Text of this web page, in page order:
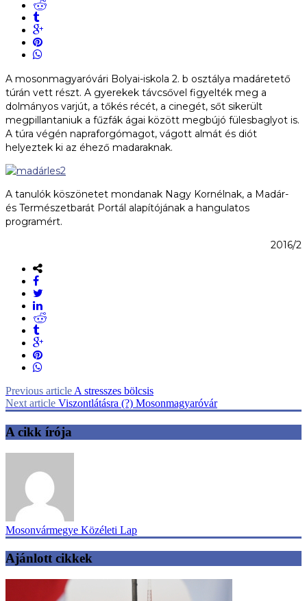
A mosonmagyaróvári Bolyai-iskola 2. b osztálya madáretető
túrán vett részt. A gyerekek távcsővel figyelték meg a
dolmányos varjút, a tőkés récét, a cinegét, sőt sikerült
megpillantaniuk a fűzfák ágai között megbújó fülesbaglyot is.
A túra végén napraforgómagot, vágott almát és diót
helyeztek ki az éhező madaraknak.
A tanulók köszönetet mondanak Nagy Kornélnak, a Madár-
és Természetbarát Portál alapítójának a hangulatos
programért.
2016/2
Previous article A stresszes bölcsis
Next article Viszontlátásra (?) Mosonmagyaróvár
A cikk írója
Mosonvármegye Közéleti Lap
Ajánlott cikkek